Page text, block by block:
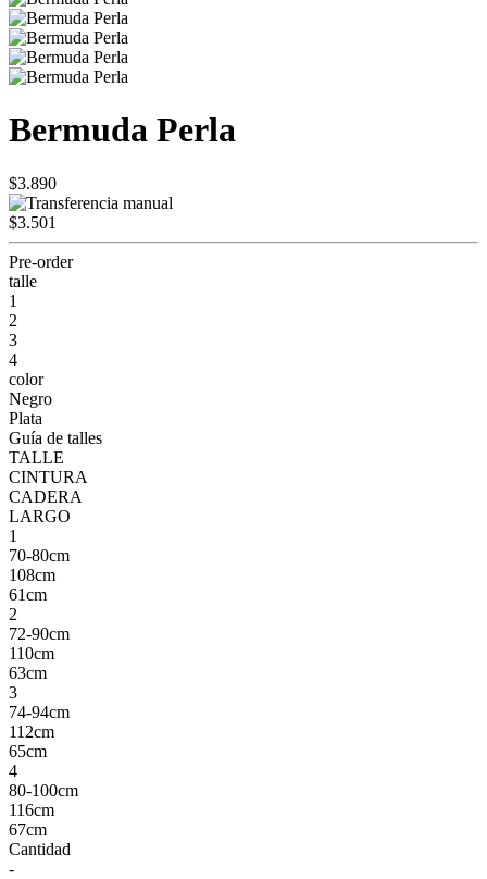
Bermuda Perla
$3.890
$3.501
Pre-order
talle
1
2
3
4
color
Negro
Plata
Guía de talles
TALLE
CINTURA
CADERA
LARGO
1
70-80cm
108cm
61cm
2
72-90cm
110cm
63cm
3
74-94cm
112cm
65cm
4
80-100cm
116cm
67cm
Cantidad
-